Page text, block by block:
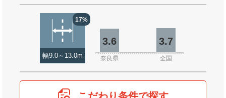
17%
幅9.0～13.0m
3.6 3.7
奈良県 全国